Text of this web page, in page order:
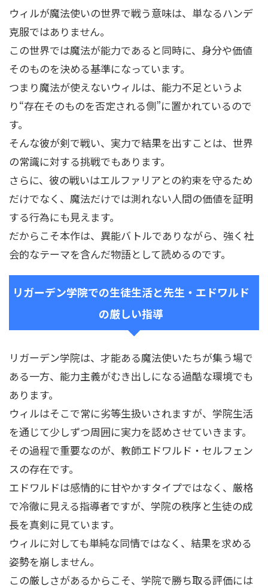
ウィルが魔法使いの世界で戦う意味は、単なるハンデ
克服ではありません。
この世界では魔法が能力であると同時に、身分や価値
そのものを決める基準になっています。
つまり魔法が使えないウィルは、能力不足というよ
り“存在そのものを否定される側”に置かれているので
す。
そんな彼が剣で戦い、実力で結果を出すことは、世界
の常識に対する挑戦でもあります。
さらに、彼の戦いはエルファリアとの約束を守るため
だけでなく、魔法だけでは測れない人間の価値を証明
する行為にも見えます。
だからこそ本作は、異能バトルでありながら、強く社
会的なテーマを含んだ物語として読めるのです。
リガーデン学院での生徒生活と先生・エドワルド
の厳しい指導
リガーデン学院は、才能ある魔法使いたちが集う場で
ある一方、能力主義がむき出しになる過酷な環境でも
あります。
ウィルはそこで常に劣等生扱いされますが、学院生活
を通じて少しずつ周囲に実力を認めさせていきます。
その過程で重要なのが、教師エドワルド・セルフェン
スの存在です。
エドワルドは感情的に甘やかすタイプではなく、厳格
で冷徹に見える指導者ですが、学院の秩序と生徒の成
長を真剣に見ています。
ウィルに対しても単純な同情ではなく、結果を求める
姿勢を崩しません。
この厳しさがあるからこそ、学院で勝ち取る評価には